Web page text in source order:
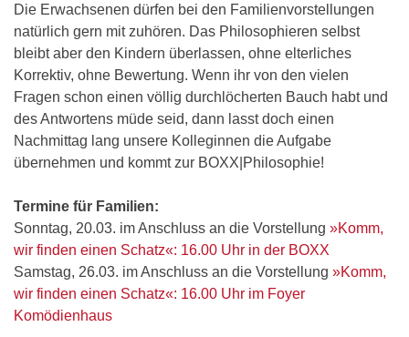
Die Erwachsenen dürfen bei den Familienvorstellungen
natürlich gern mit zuhören. Das Philosophieren selbst
bleibt aber den Kindern überlassen, ohne elterliches
Korrektiv, ohne Bewertung. Wenn ihr von den vielen
Fragen schon einen völlig durchlöcherten Bauch habt und
des Antwortens müde seid, dann lasst doch einen
Nachmittag lang unsere Kolleginnen die Aufgabe
übernehmen und kommt zur BOXX|Philosophie!
Termine für Familien:
Sonntag, 20.03. im Anschluss an die Vorstellung »Komm,
wir finden einen Schatz«: 16.00 Uhr in der BOXX
Samstag, 26.03. im Anschluss an die Vorstellung »Komm,
wir finden einen Schatz«: 16.00 Uhr im Foyer
Komödienhaus